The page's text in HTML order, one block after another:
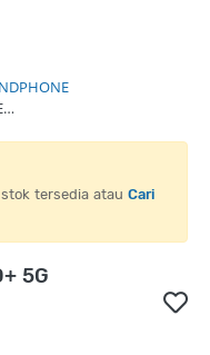
tersedia atau Cari
5G